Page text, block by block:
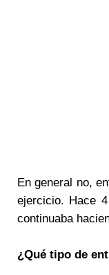
En general no,
ejercicio. Hace
continuaba
¿Qué tipo de